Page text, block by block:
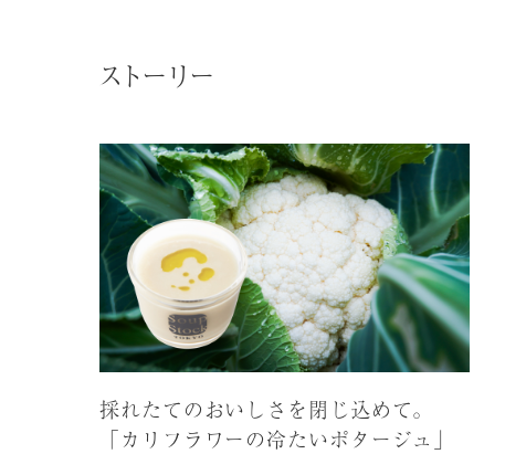
ストーリー
採れたてのおいしさを閉じ込めて。
「カリフラワーの冷たいポタージュ」